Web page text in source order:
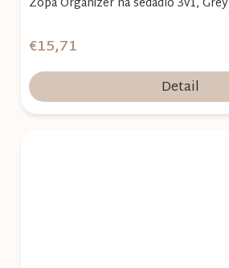
€15,71
Detail